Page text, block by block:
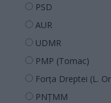
PSD
AUR
UDMR
PMP (Tomac)
Forța Dreptei (L.
PNȚMM